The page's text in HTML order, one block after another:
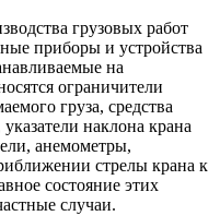
грузовых работ
приборы и устройства
на
ограничители
груза, средства
наклона крана
анемометры,
стрелы крана к
состояние этих
случаи.